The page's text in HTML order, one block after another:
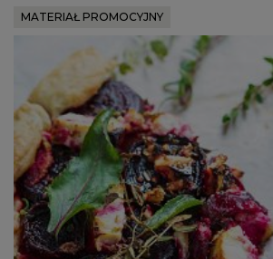
MATERIAŁ PROMOCYJNY